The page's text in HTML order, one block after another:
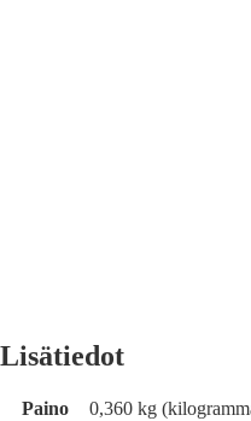
Lisätiedot
Paino
0,360 kg